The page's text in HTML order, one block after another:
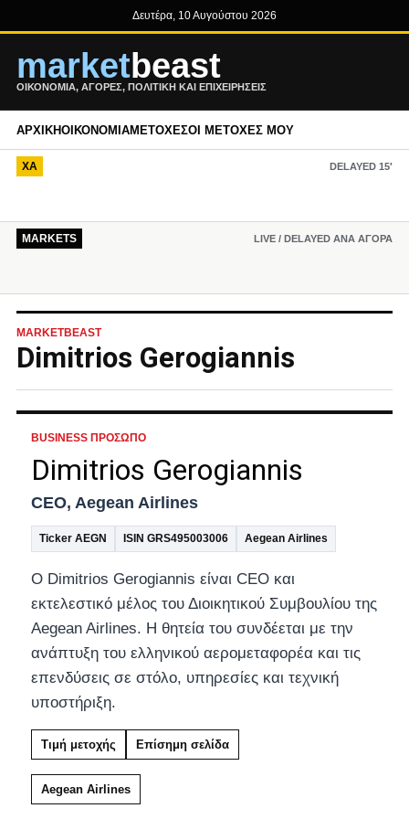
Δευτέρα, 10 Αυγούστου 2026
marketbeast
ΟΙΚΟΝΟΜΊΑ, ΑΓΟΡΈΣ, ΠΟΛΙΤΙΚΉ ΚΑΙ ΕΠΙΧΕΙΡΉΣΕΙΣ
ΑΡΧΙΚΉΟΙΚΟΝΟΜΊΑΜΕΤΟΧΈΣΟΙ ΜΕΤΟΧΈΣ ΜΟΥ
ΧΑ DELAYED 15′
MARKETS LIVE / DELAYED ΑΝΆ ΑΓΟΡΆ
MARKETBEAST
Dimitrios Gerogiannis
BUSINESS ΠΡΌΣΩΠΟ
Dimitrios Gerogiannis
CEO, Aegean Airlines
Ticker AEGN ISIN GRS495003006 Aegean Airlines
Ο Dimitrios Gerogiannis είναι CEO και
εκτελεστικό μέλος του Διοικητικού Συμβουλίου της
Aegean Airlines. Η θητεία του συνδέεται με την
ανάπτυξη του ελληνικού αερομεταφορέα και τις
επενδύσεις σε στόλο, υπηρεσίες και τεχνική
υποστήριξη.
Τιμή μετοχής Επίσημη σελίδα
Aegean Airlines